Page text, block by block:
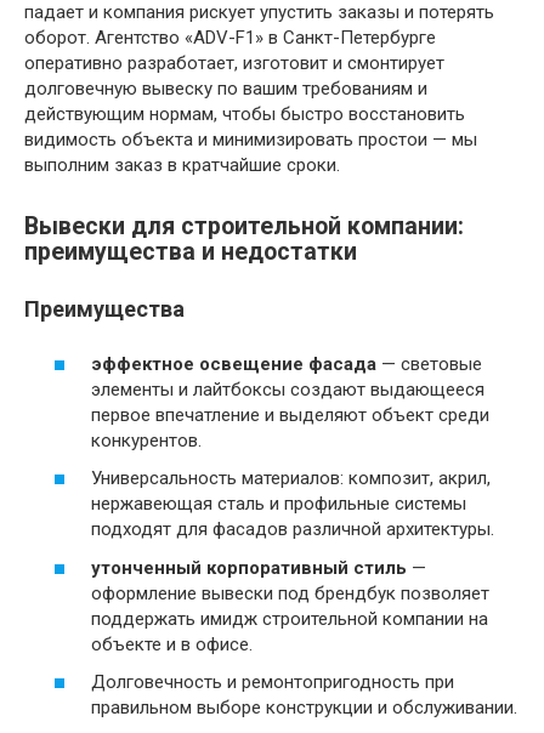
падает и компания рискует упустить заказы и потерять
оборот. Агентство «ADV-F1» в Санкт-Петербурге
оперативно разработает, изготовит и смонтирует
долговечную вывеску по вашим требованиям и
действующим нормам, чтобы быстро восстановить
видимость объекта и минимизировать простои — мы
выполним заказ в кратчайшие сроки.
Вывески для строительной компании:
преимущества и недостатки
Преимущества
эффектное освещение фасада — световые
элементы и лайтбоксы создают выдающееся
первое впечатление и выделяют объект среди
конкурентов.
Универсальность материалов: композит, акрил,
нержавеющая сталь и профильные системы
подходят для фасадов различной архитектуры.
утонченный корпоративный стиль —
оформление вывески под брендбук позволяет
поддержать имидж строительной компании на
объекте и в офисе.
Долговечность и ремонтопригодность при
правильном выборе конструкции и обслуживании.